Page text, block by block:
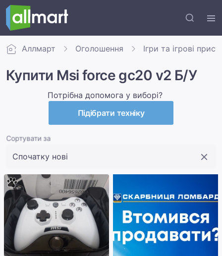
Аллмарт Оголошення Ігри та ігрові
Купити Msi force gc20 v2 Б/У
Потрібна допомога у виборі?
Підібрати техніку
Сортувати за